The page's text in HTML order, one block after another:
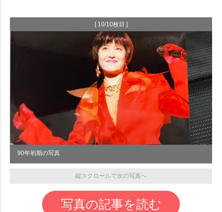
[ 10/10枚目 ]
90年初期の写真
縦スクロールで次の写真へ
写真の記事を読む